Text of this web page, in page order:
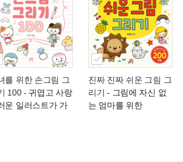
를 위한 손그림 그
100- 귀엽고 사랑
운 일러스트가 가
진짜 진짜 쉬운 그림 그
리기 - 그림에 자신 없
는 엄마를 위한